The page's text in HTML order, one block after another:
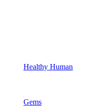
Healthy Human
Gems